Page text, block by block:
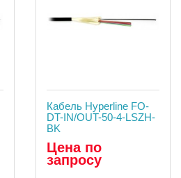
Кабель Hyperline FO-
DT-IN/OUT-50-4-LSZH-
BK
Цена по
запросу